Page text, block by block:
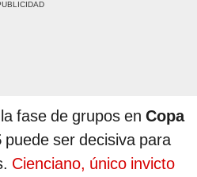
fase de grupos en Copa
puede ser decisiva para
Cienciano, único invicto